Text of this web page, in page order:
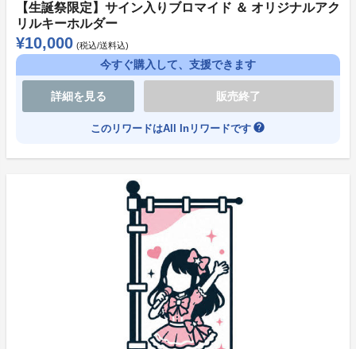
●支援方法について（お支払いについて）
本プロジェクトの支払方法は【クレジットカード】【コ
ンビニ決済】となっております。
った場合には返金処理が行われます。
・クレジットカード
目標達成率に関わらず、支援した時点で即時決済が行わ
【生誕祭限定】サイン入りブロマイド ＆ オリジナルアク
リルキーホルダー
¥10,000 (税込/送料込)
今すぐ購入して、支援できます
詳細を見る 販売終了
このリワードはAll Inリワードです help